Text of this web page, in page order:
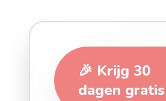
🎉 Krijg 30
dagen gratis